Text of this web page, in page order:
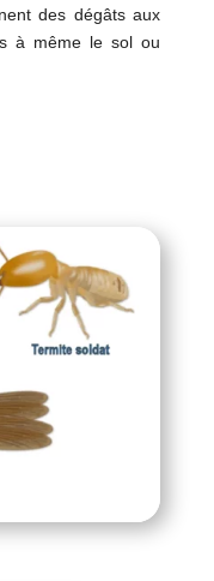
des dégâts aux
à même le sol ou